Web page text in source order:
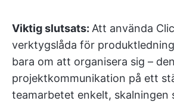
Viktig slutsats: Att använda
verktygslåda för
bara om att organisera sig –
projektkommunikation på ett
teamarbetet enkelt, skalningen